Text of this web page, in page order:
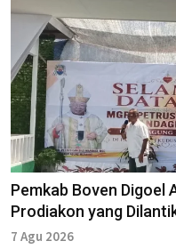
Pemkab Boven Digoel
Prodiakon yang
7 Agu 2026